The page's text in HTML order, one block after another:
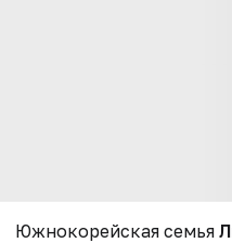
Южнокорейская семья